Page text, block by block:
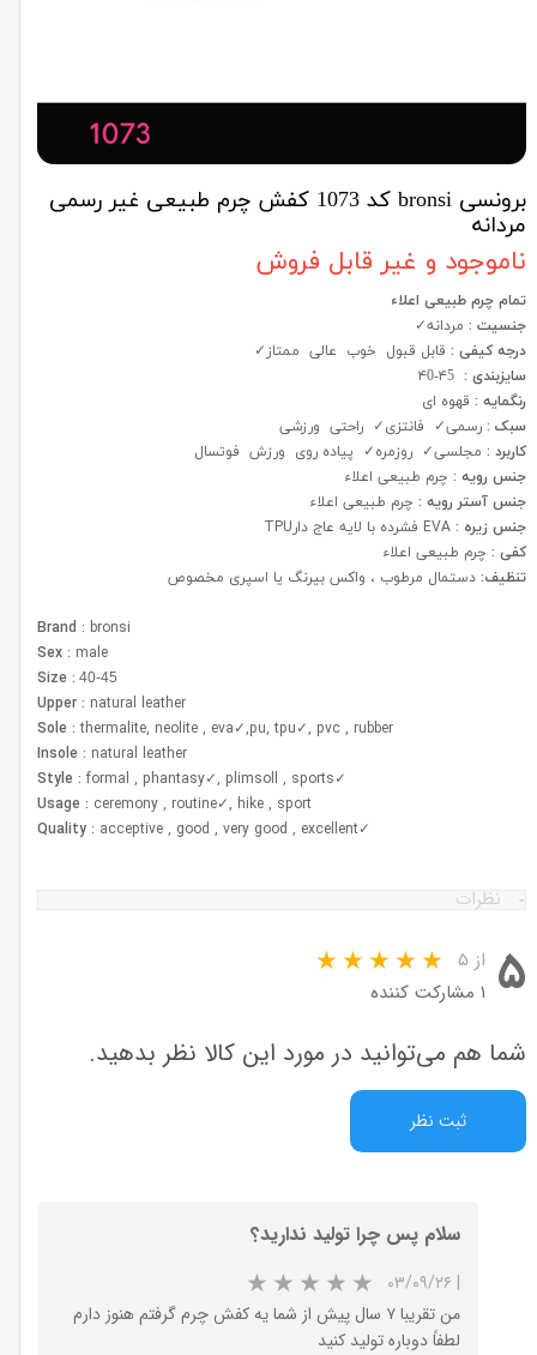
برونسی bronsi کد 1073 کفش چرم طبیعی غیر رسمی
مردانه
ناموجود و غیر قابل فروش
تمام چرم طبیعی اعلاء
جنسیت : مردانه✓
درجه کیفی : قابل قبول خوب عالی ممتاز✓
سایزبندی : ۴5-۴0
رنگمایه : قهوه ای
سبک :رسمی✓ فانتزی✓ راحتی ورزشی
کاربرد : مجلسی✓ روزمره✓ پیاده روی ورزش فوتسال
جنس رویه : چرم طبیعی اعلاء
جنس آستر رویه : چرم طبیعی اعلاء
جنس زیره :
کفی : چرم طبیعی اعلاء
تنظیف:دستمال مرطوب ، واکس بیرنگ یا اسپری مخصوص
Brand : bronsi
Sex : male
Size : 40-45
Upper : natural leather
Sole :thermalite, neolite , eva✓,pu, tpu✓, pvc , rubber
Insole : natural leather
✓
Style : formal , phantasy✓, plimsoll , sports
Usage : ceremony , routine✓, hike , sport
✓
Quality : acceptive , good , very good , excellent
نظرات
۵ از ۵
۱ مشارکت کننده
شما هم می‌توانید در مورد این کالا نظر بدهید.
ثبت نظر
سلام پس چرا تولید ندارید؟
| ۰۳/۰۹/۲۶
من تقریبا ۷ سال پیش از شما یه کفش چرم گرفتم هنوز دارم
لطفاً دوباره تولید کنید